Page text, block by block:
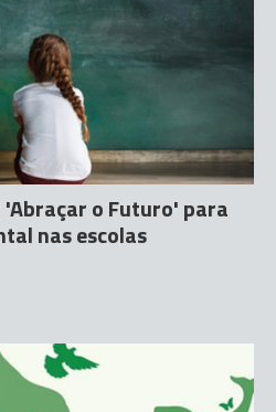
o Futuro' para
nas escolas